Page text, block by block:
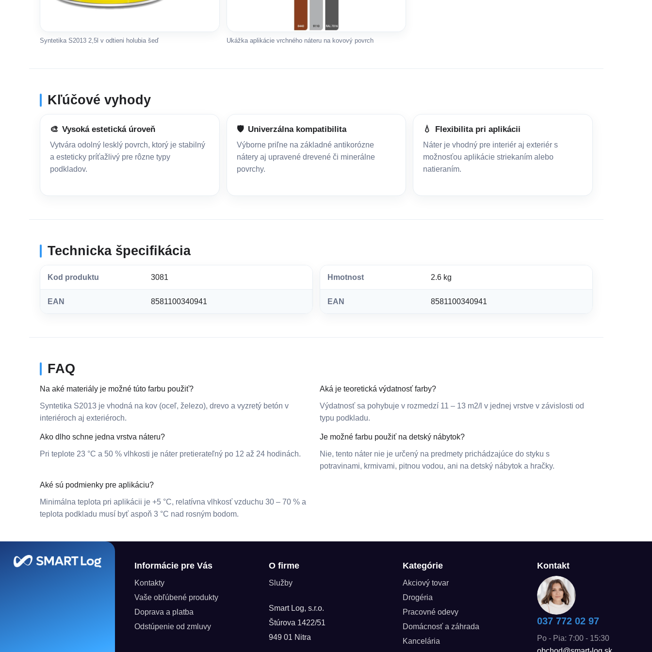
Syntetika S2013 2,5l v odtieni holubia šeď Ukážka aplikácie vrchného náteru na kovový povrch
Kľúčové vyhody
🎨 Vysoká estetická úroveň
Vytvára odolný lesklý povrch, ktorý je stabilný
a esteticky príťažlivý pre rôzne typy
podkladov.
🛡️ Univerzálna kompatibilita
Výborne priľne na základné antikorózne
nátery aj upravené drevené či minerálne
povrchy.
💧 Flexibilita pri aplikácii
Náter je vhodný pre interiér aj exteriér s
možnosťou aplikácie striekaním alebo
natieraním.
Technicka špecifikácia
Kod produktu 3081
EAN 8581100340941
Hmotnost 2.6 kg
EAN 8581100340941
FAQ
Na aké materiály je možné túto farbu použiť?
Syntetika S2013 je vhodná na kov (oceľ, železo), drevo a vyzretý betón v
interiéroch aj exteriéroch.
Aká je teoretická výdatnosť farby?
Výdatnosť sa pohybuje v rozmedzí 11 – 13 m2/l v jednej vrstve v závislosti od
typu podkladu.
Ako dlho schne jedna vrstva náteru?
Pri teplote 23 °C a 50 % vlhkosti je náter pretierateľný po 12 až 24 hodinách.
Je možné farbu použiť na detský nábytok?
Nie, tento náter nie je určený na predmety prichádzajúce do styku s
potravinami, krmivami, pitnou vodou, ani na detský nábytok a hračky.
Aké sú podmienky pre aplikáciu?
Minimálna teplota pri aplikácii je +5 °C, relatívna vlhkosť vzduchu 30 – 70 % a
teplota podkladu musí byť aspoň 3 °C nad rosným bodom.
Informácie pre Vás
Kontakty
Vaše obľúbené produkty
Doprava a platba
Odstúpenie od zmluvy
O firme
Služby
Smart Log, s.r.o.
Štúrova 1422/51
949 01 Nitra
Kategórie
Akciový tovar
Drogéria
Pracovné odevy
Domácnosť a záhrada
Kancelária
Kontakt
037 772 02 97
Po - Pia: 7:00 - 15:30